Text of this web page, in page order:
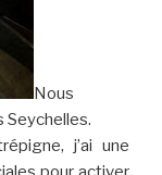
Nous
Seychelles.
j’ai une